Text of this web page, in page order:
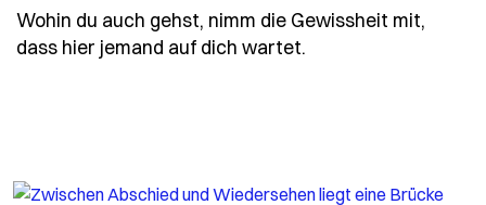
Wohin du auch gehst, nimm die Gewissheit mit,
dass hier jemand auf dich wartet.